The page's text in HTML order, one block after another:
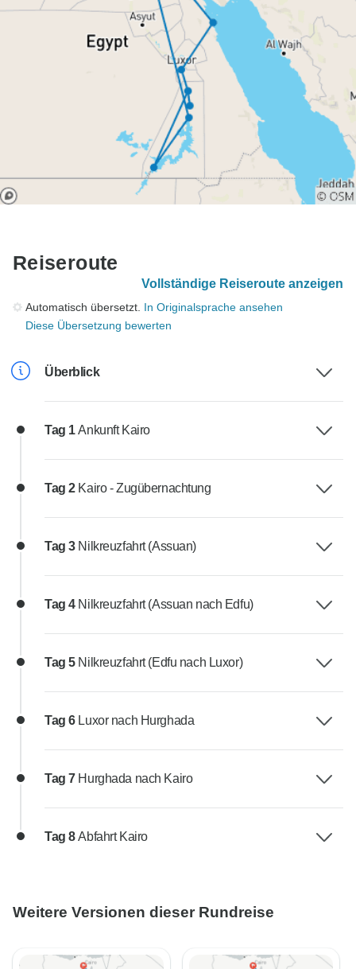
Reiseroute
Vollständige Reiseroute anzeigen
Automatisch übersetzt. In Originalsprache ansehen
Diese Übersetzung bewerten
Überblick
Tag 1Ankunft Kairo
Tag 2 Kairo - Zugübernachtung
Tag 3 Nilkreuzfahrt (Assuan)
Tag 4 Nilkreuzfahrt (Assuan nach Edfu)
Tag 5 Nilkreuzfahrt (Edfu nach Luxor)
Tag 6 Luxor nach Hurghada
Tag 7 Hurghada nach Kairo
Tag 8Abfahrt Kairo
Weitere Versionen dieser Rundreise